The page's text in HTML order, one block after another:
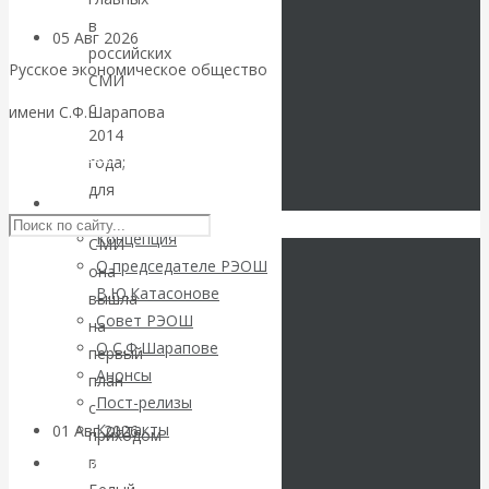
Русское экономическое общество
имени С.Ф.Шарапова
Skip to content
РЭОШ
Концепция
О председателе РЭОШ
В.Ю.Катасонове
Совет РЭОШ
О С.Ф.Шарапове
Анонсы
Пост-релизы
Контакты
Библиотека
05 Авг 2026
Валентин
Катасонов. Еще
раз на тему
блокировки
банковских
счетов
01 Авг 2026Геополитика
в
российских
СМИ
с
2014
года;
для
американских
СМИ
она
вышла
на
первый
план
с
приходом
в